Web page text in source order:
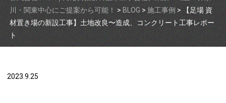
川・関東中心にご提案から可能！
> BLOG >施工事例 >
【足場 資
材置き場の新設工事】土地改良〜造成、コンクリート工事レポー
ト
2023.9.25